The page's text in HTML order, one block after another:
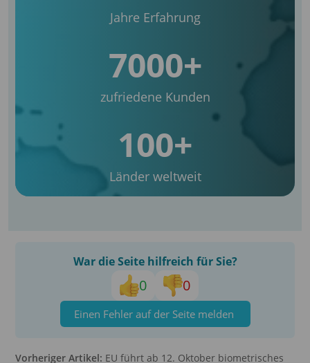
Jahre Erfahrung
7000+
zufriedene Kunden
100+
Länder weltweit
War die Seite hilfreich für Sie?
0 0
Einen Fehler auf der Seite melden
Vorheriger Artikel: EU führt ab 12. Oktober biometrisches